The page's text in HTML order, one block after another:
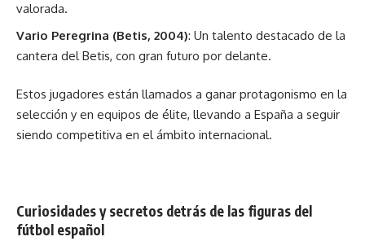
valorada.
Vario Peregrina (Betis, 2004): Un talento destacado de la
cantera del Betis, con gran futuro por delante.
Estos jugadores están llamados a ganar protagonismo en la
selección y en equipos de élite, llevando a España a seguir
siendo competitiva en el ámbito internacional.
Curiosidades y secretos detrás de las figuras del
fútbol español